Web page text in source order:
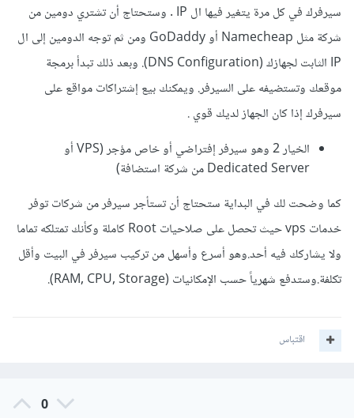
سيرفرك في كل مرة يتغير فيها ال IP . وستحتاج أن تشتري دومين من
شركة مثل Namecheap أو GoDaddy ومن ثم توجه الدومين إلى ال
IP الثابت لجهازك (DNS Configuration). وبعد ذلك تبدأ برمجة
موقعك وتستضيفه على السيرفر. ويمكنك بيع إشتراكات مواقع على
سيرفرك إذا كان الجهاز لديك قوي .
الخيار 2 وهو سيرفر إفتراضي أو خاص مؤجر (VPS أو
Dedicated Server من شركة استضافة)
كما وضحت لك في البداية ستحتاج أن تستأجر سيرفر من شركات توفر
خدمات vps حيث تحصل على صلاحيات Root كاملة وكأنك تمتلكه تماما
ولا يشاركك فيه أحد.وهو أسرع وأسهل من تركيب سيرفر في البيت وأقل
تكلفة.وستدفع شهرياً حسب الإمكانيات (RAM, CPU, Storage).
اقتباس
0